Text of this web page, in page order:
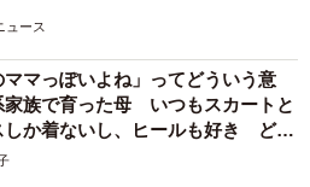
ュース
ママっぽいよね」ってどういう意
族で育った母 いつもスカートと
しか着ないし、ヒールも好き どの